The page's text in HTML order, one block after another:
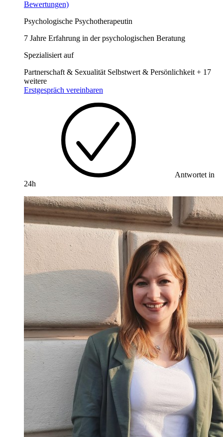
Bewertungen)
Psychologische Psychotherapeutin
7 Jahre Erfahrung in der psychologischen Beratung
Spezialisiert auf
Partnerschaft & Sexualität Selbstwert & Persönlichkeit + 17
weitere
Erstgespräch vereinbaren
Antwortet in
24h